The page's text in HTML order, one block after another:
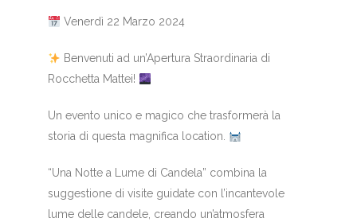
Venerdì 22 Marzo 2024
Benvenuti ad un’Apertura Straordinaria di
Rocchetta Mattei!
Un evento unico e magico che trasformerà la
storia di questa magnifica location.
“Una Notte a Lume di Candela” combina la
suggestione di visite guidate con l’incantevole
lume delle candele, creando un’atmosfera